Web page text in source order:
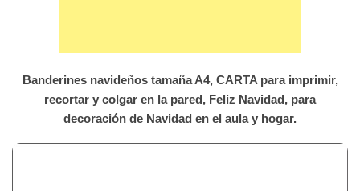
Banderines navideños tamaña A4, CARTA para imprimir,
recortar y colgar en la pared, Feliz Navidad, para
decoración de Navidad en el aula y hogar.